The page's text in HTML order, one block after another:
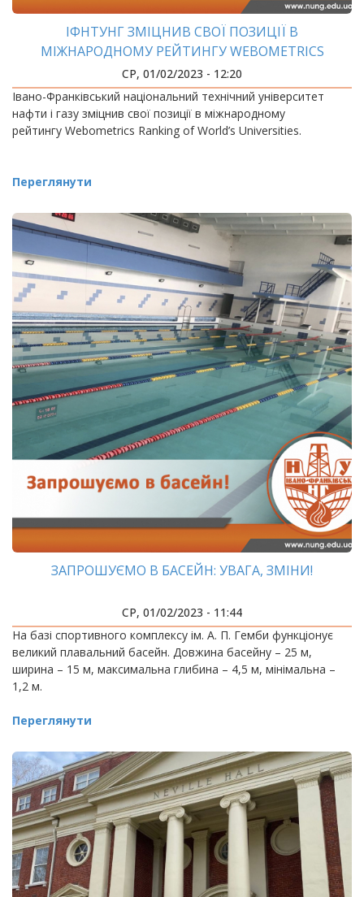
ІФНТУНГ ЗМІЦНИВ СВОЇ ПОЗИЦІЇ В
МІЖНАРОДНОМУ РЕЙТИНГУ WEBOMETRICS
СР, 01/02/2023 - 12:20
Івано-Франківський національний технічний університет
нафти і газу зміцнив свої позиції в міжнародному
рейтингу Webometrics Ranking of World’s Universities.
Переглянути
ЗАПРОШУЄМО В БАСЕЙН: УВАГА, ЗМІНИ!
СР, 01/02/2023 - 11:44
На базі спортивного комплексу ім. А. П. Гемби функціонує
великий плавальний басейн. Довжина басейну – 25 м,
ширина – 15 м, максимальна глибина – 4,5 м, мінімальна –
1,2 м.
Переглянути